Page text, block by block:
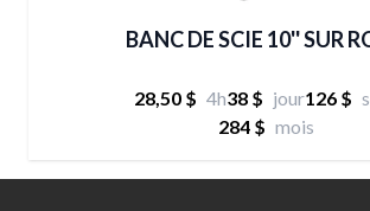
BANC DE SCIE 10'' SUR
28,50 $ 4h38 $ jour126 $
284 $ mois